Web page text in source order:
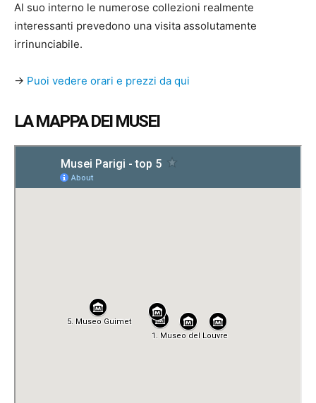
Al suo interno le numerose collezioni realmente
interessanti prevedono una visita assolutamente
irrinunciabile.
→ Puoi vedere orari e prezzi da qui
LA MAPPA DEI MUSEI